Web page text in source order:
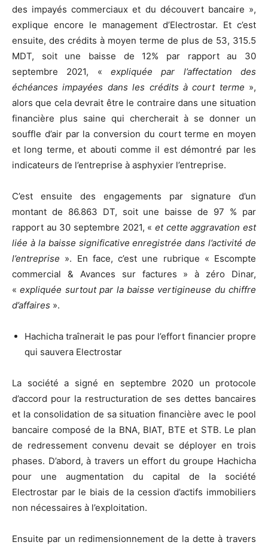
des impayés commerciaux et du découvert bancaire »,
explique encore le management d’Electrostar. Et c’est
ensuite, des crédits à moyen terme de plus de 53, 315.5
MDT, soit une baisse de 12% par rapport au 30
septembre 2021, « expliquée par l’affectation des
échéances impayées dans les crédits à court terme »,
alors que cela devrait être le contraire dans une situation
financière plus saine qui chercherait à se donner un
souffle d’air par la conversion du court terme en moyen
et long terme, et abouti comme il est démontré par les
indicateurs de l’entreprise à asphyxier l’entreprise.
C’est ensuite des engagements par signature d’un
montant de 86.863 DT, soit une baisse de 97 % par
rapport au 30 septembre 2021, « et cette aggravation est
liée à la baisse significative enregistrée dans l’activité de
l’entreprise ». En face, c’est une rubrique « Escompte
commercial & Avances sur factures » à zéro Dinar,
«expliquée surtout par la baisse vertigineuse du chiffre
d’affaires ».
Hachicha traînerait le pas pour l’effort financier propre
qui sauvera Electrostar
La société a signé en septembre 2020 un protocole
d’accord pour la restructuration de ses dettes bancaires
et la consolidation de sa situation financière avec le pool
bancaire composé de la BNA, BIAT, BTE et STB. Le plan
de redressement convenu devait se déployer en trois
phases. D’abord, à travers un effort du groupe Hachicha
pour une augmentation du capital de la société
Electrostar par le biais de la cession d’actifs immobiliers
non nécessaires à l’exploitation.
Ensuite par un redimensionnement de la dette à travers